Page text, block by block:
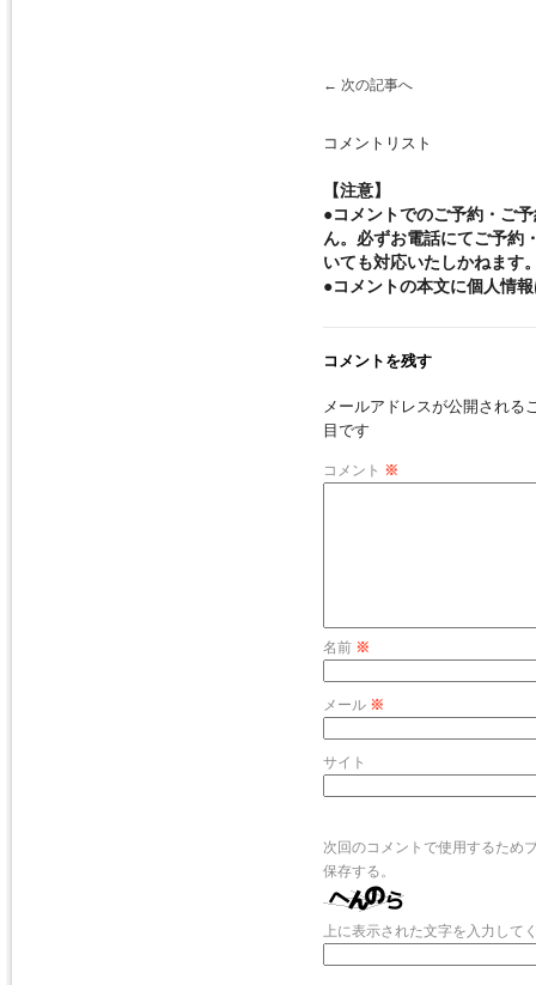
← 次の記事へ
コメントリスト
【注意】
●コメントでのご予約・ご
ん。必ずお電話にてご予約
いても対応いたしかねます
●コメントの本文に個人情
コメントを残す
メールアドレスが公開される
目です
コメント ※
名前 ※
メール ※
サイト
次回のコメントで使用するため
保存する。
上に表示された文字を入力して